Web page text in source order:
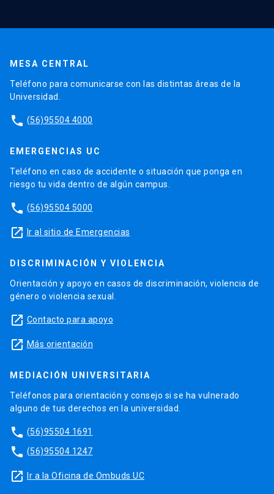
MESA CENTRAL
Teléfono para comunicarse con las distintas áreas de la
Universidad.
phone (56)95504 4000
EMERGENCIAS UC
Teléfono en caso de accidente o situación que ponga en
riesgo tu vida dentro de algún campus.
phone (56)95504 5000
launch Ir al sitio de Emergencias
DISCRIMINACIÓN Y VIOLENCIA
Orientación y apoyo en casos de discriminación, violencia de
género o violencia sexual.
launch Contacto para apoyo
launch Más orientación
MEDIACIÓN UNIVERSITARIA
Teléfonos para orientación y consejo si se ha vulnerado
alguno de tus derechos en la universidad.
phone (56)95504 1691
phone (56)95504 1247
launch Ir a la Oficina de Ombuds UC